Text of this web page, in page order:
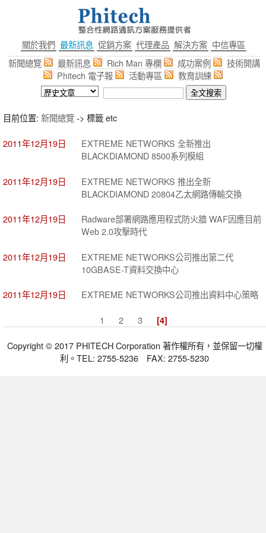
關於我們 最新訊息 促銷方案 代理產品 解決方案 中信專區
新聞總覽
最新訊息 Rich Man 專欄 成功案例
技術開講
Phitech 電子報
活動專區 教育訓練
目前位置: 新聞總覽-> 標籤 etc
2011年12月19日
EXTREME NETWORKS 全新推出
BLACKDIAMOND 8500系列模組
2011年12月19日
EXTREME NETWORKS 推出全新
BLACKDIAMOND 20804乙太網路傳輸交換
2011年12月19日
Radware部署網路應用程式防火牆 WAF因應目前
Web 2.0攻擊時代
2011年12月19日
EXTREME NETWORKS公司推出第二代
10GBASE-T資料交換中心
2011年12月19日 EXTREME NETWORKS公司推出資料中心策略
1 2 3 [4]
Copyright © 2017 PHITECH Corporation 著作權所有，並保留一切權
利。TEL: 2755-5236 FAX: 2755-5230